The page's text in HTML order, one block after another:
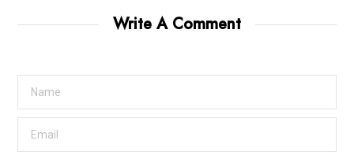
Write A Comment